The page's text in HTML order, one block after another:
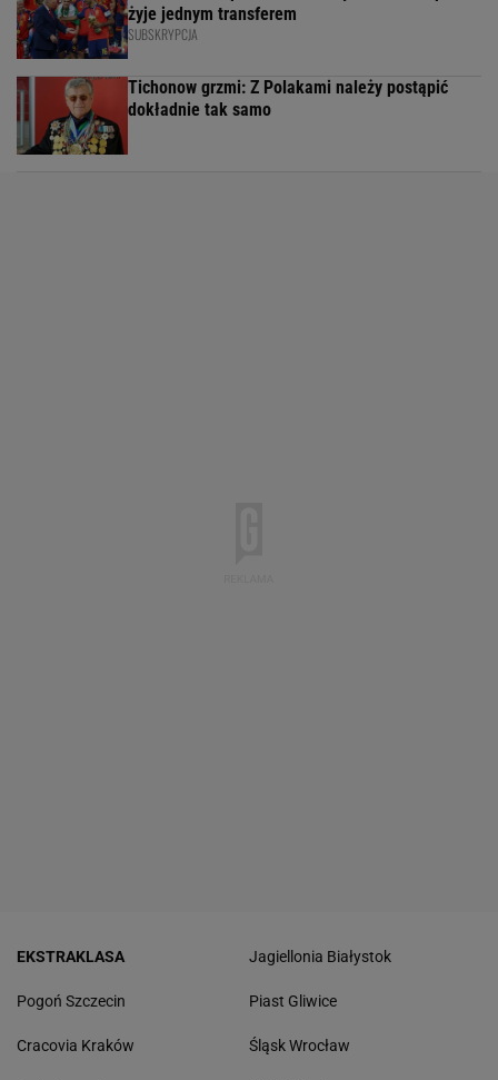
żyje jednym transferem
SUBSKRYPCJA
Tichonow grzmi: Z Polakami należy postąpić
dokładnie tak samo
EKSTRAKLASA
Pogoń Szczecin
Cracovia Kraków
Jagiellonia Białystok
Piast Gliwice
Śląsk Wrocław